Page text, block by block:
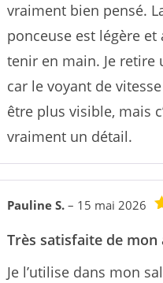
vraiment bien pensé.
ponceuse est légère et
tenir en main. Je retire
car le voyant de
être plus visible, mais
vraiment un détail.
Pauline S. – 15 mai 2026
Très satisfaite de mon
Je l’utilise dans mon